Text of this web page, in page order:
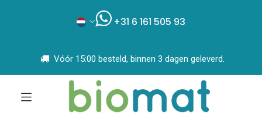
+31 6 161 505 93
Vóór 15:00 besteld, binnen 3 dagen geleverd.